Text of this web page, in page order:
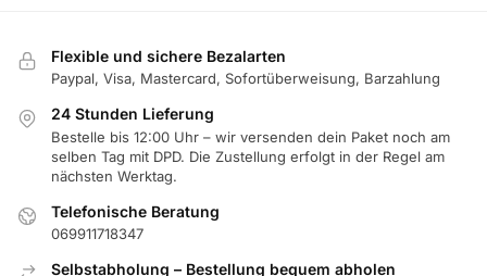
Flexible und sichere Bezalarten
Paypal, Visa, Mastercard, Sofortüberweisung, Barzahlung
24 Stunden Lieferung
Bestelle bis 12:00 Uhr – wir versenden dein Paket noch am
selben Tag mit DPD. Die Zustellung erfolgt in der Regel am
nächsten Werktag.
Telefonische Beratung
069911718347
Selbstabholung – Bestellung bequem abholen